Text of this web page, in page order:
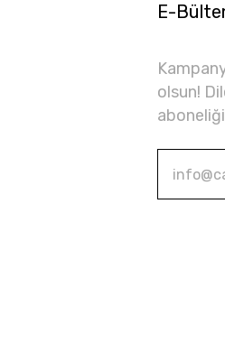
E-
olsun!